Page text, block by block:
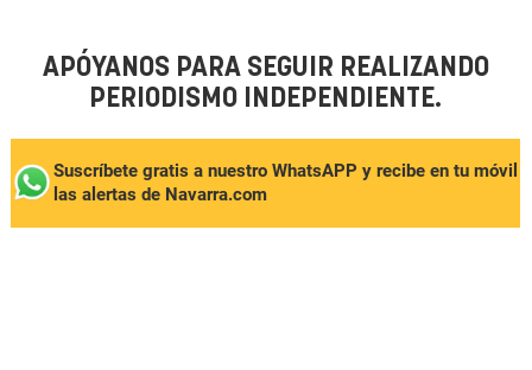
APÓYANOS PARA SEGUIR REALIZANDO
PERIODISMO INDEPENDIENTE.
Suscríbete gratis a nuestro WhatsAPP y recibe en tu móvil
las alertas de Navarra.com